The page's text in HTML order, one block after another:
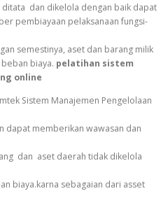
dan dikelola dengan baik dapat
pembiayaan pelaksanaan fungsi-
semestinya, aset dan barang milik
biaya. pelatihan sistem
online
Sistem Manajemen Pengelolaan
memberikan wawasan dan
dan aset daerah tidak dikelola
biaya.karna sebagaian dari asset